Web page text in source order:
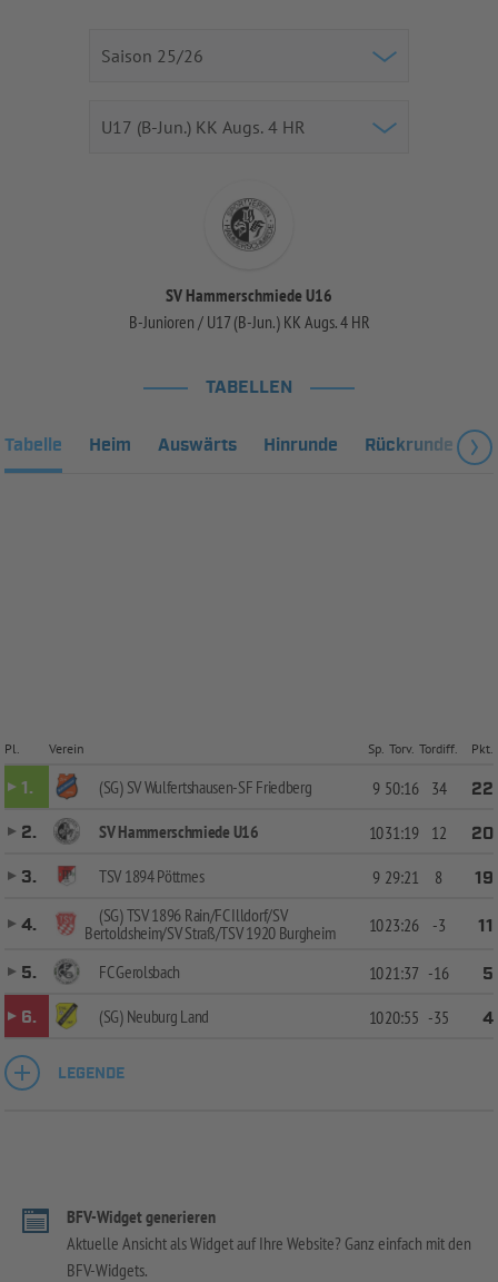
SV Hammerschmiede U16
B-Junioren / U17 (B-Jun.) KK Augs. 4 HR
TABELLEN
Tabelle Heim Auswärts Hinrunde Rückrunde
Pl. Verein Sp. Torv. Tordiff. Pkt.
1. (SG) SV Wulfertshausen-SF Friedberg 9 50:16 34
22
2.
SV Hammerschmiede U16 1031:19 12
20
3.
TSV 1894 Pöttmes 9 29:21 8
19
4.
(SG) TSV 1896 Rain/FC Illdorf/SV
Bertoldsheim/SV Straß/TSV 1920 Burgheim
1023:26 -3
11
5.
FC Gerolsbach 1021:37 -16
5
6.
(SG) Neuburg Land 1020:55 -35 4
LEGENDE
BFV-Widget generieren
Aktuelle Ansicht als Widget auf Ihre Website? Ganz einfach mit den
BFV-Widgets.